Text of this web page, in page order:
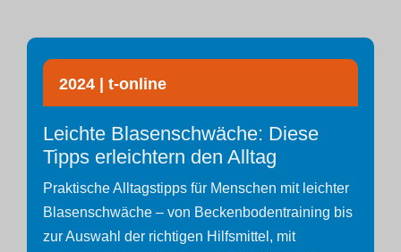
2024 | t-online
Leichte Blasenschwäche: Diese
Tipps erleichtern den Alltag
Praktische Alltagstipps für Menschen mit leichter
Blasenschwäche – von Beckenbodentraining bis
zur Auswahl der richtigen Hilfsmittel, mit